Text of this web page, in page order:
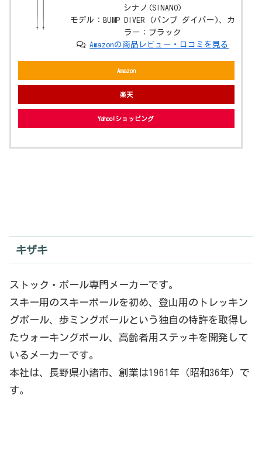
シナノ(SINANO)
モデル：BUMP DIVER (バンプ ダイバー)、カ
ラー：ブラック
Amazonの商品レビュー・口コミを見る
Amazon
楽天
Yahoo!ショッピング
キザキ
ストック・ポール専門メーカーです。
スキー用のスキーポールを初め、登山用のトレッキン
グポール、歩ミングポールという独自の特許を取得し
たウォーキングポール、高齢者用ステッキを開発して
いるメーカーです。
本社は、長野県小諸市、創業は1961年（昭和36年）で
す。